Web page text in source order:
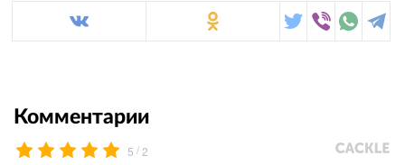
Комментарии
5 /2